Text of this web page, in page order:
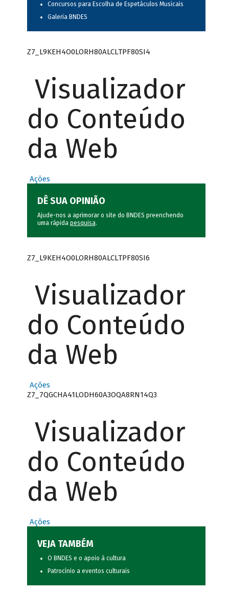
Concursos para Escolha de Espetáculos Musicais
Galeria BNDES
Z7_L9KEH4O0LORH80ALCLTPF80SI4
Visualizador
do Conteúdo
da Web
Ações
DÊ SUA OPINIÃO
Ajude-nos a aprimorar o site do BNDES preenchendo
uma rápida pesquisa.
Z7_L9KEH4O0LORH80ALCLTPF80SI6
Visualizador
do Conteúdo
da Web
Ações
Z7_7QGCHA41LODH60A3OQA8RN14Q3
Visualizador
do Conteúdo
da Web
Ações
VEJA TAMBÉM
O BNDES e o apoio à cultura
Patrocínio a eventos culturais